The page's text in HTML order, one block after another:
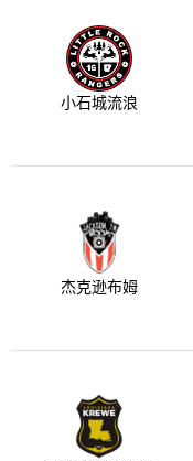
小石城流浪
杰克逊布姆